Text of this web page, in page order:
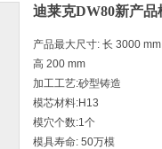
迪莱克DW80新产品
产品最大尺寸: 长 3000
高 200 mm
加工工艺:砂型铸造
模芯材料:H13
模穴个数:1个
模具寿命: 50万模